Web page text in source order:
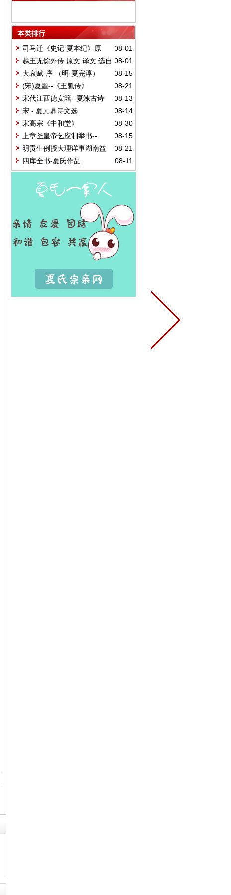
本类排行
08-01
司马迁《史记 夏本纪》原
文 译文
08-01
越王无馀外传 原文 译文 选自
《吴越春秋》
08-15
大哀赋-序 （明·夏完淳）
08-21
(宋)夏噩--《王魁传》
08-13
宋代江西德安籍--夏竦古诗
08-14
宋 - 夏元鼎诗文选
08-30
宋高宗《中和堂》
08-15
上章圣皇帝乞应制举书--
（宋 德安 夏竦）
08-21
明贡生例授大理详事湖南益
阳夏公太青七江八景诗
08-11
四库全书-夏氏作品